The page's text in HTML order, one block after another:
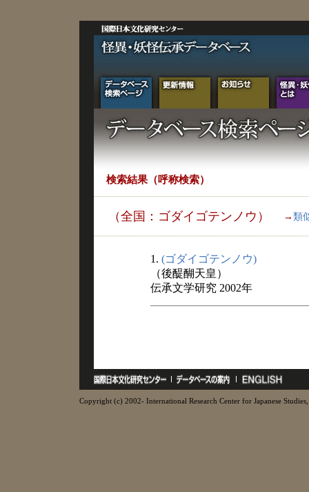
検索結果（呼称検索）
（全国：ゴダイゴテンノウ） → 類
1. (ゴダイゴテンノウ)
（後醍醐天皇）
伝承文学研究 2002年
Copyright (c) 2002- International Research Center for Japanese